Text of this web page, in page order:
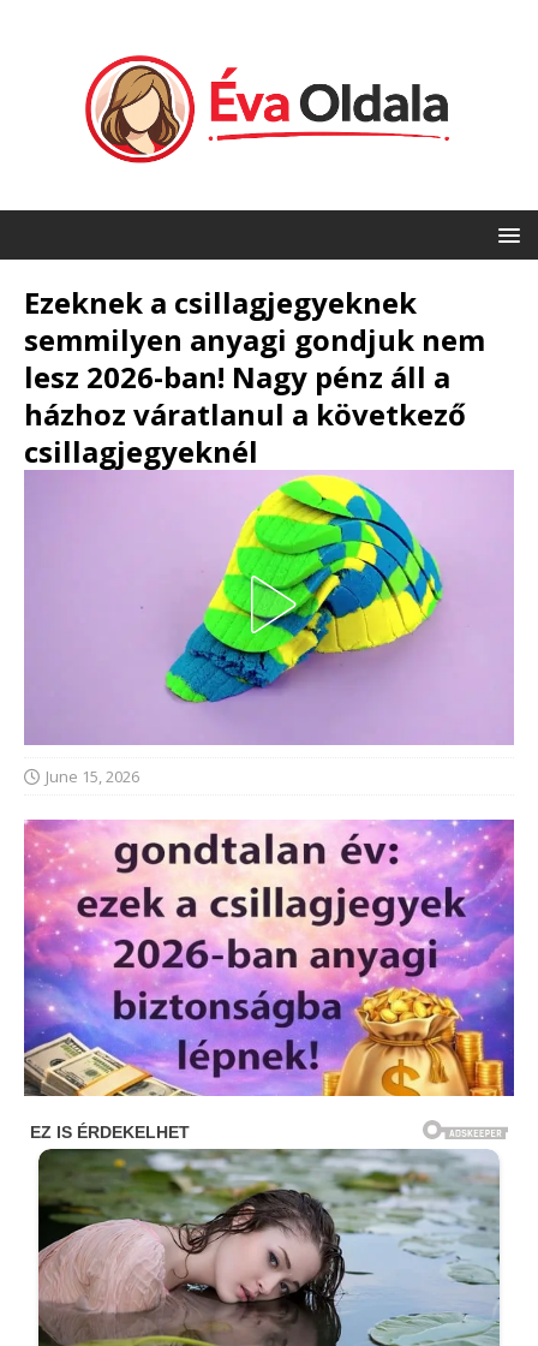
Ezeknek a csillagjegyeknek
semmilyen anyagi gondjuk nem
lesz 2026-ban! Nagy pénz áll a
házhoz váratlanul a következő
csillagjegyeknél
June 15, 2026